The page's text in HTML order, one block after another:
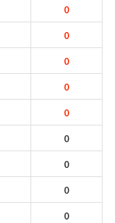
0
0
0
0
0
0
0
0
0